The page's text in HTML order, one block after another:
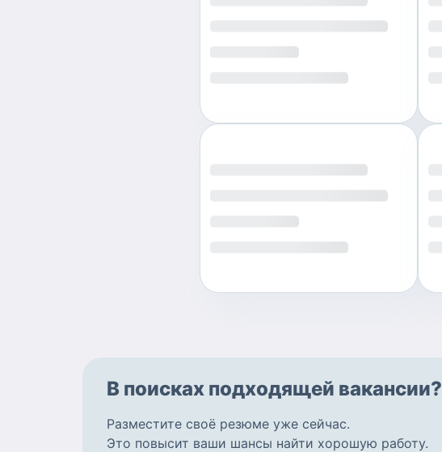
В поисках подходящей вакансии?
Разместите своё резюме уже сейчас.
Это повысит ваши шансы найти хорошую работу.